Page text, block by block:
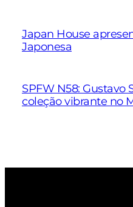
Japan House
Japonesa
SPFW N58: Gustavo
coleção vibrante no